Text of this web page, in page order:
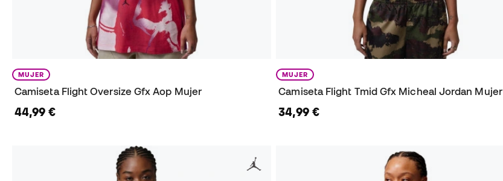
MUJER
Camiseta Flight Oversize Gfx Aop Mujer
44,99 €
MUJER
Camiseta Flight Tmid Gfx Micheal Jordan Mujer
34,99 €